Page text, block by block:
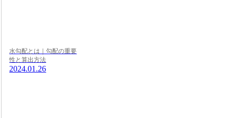
水勾配とは｜勾配の重要
性と算出方法
2024.01.26